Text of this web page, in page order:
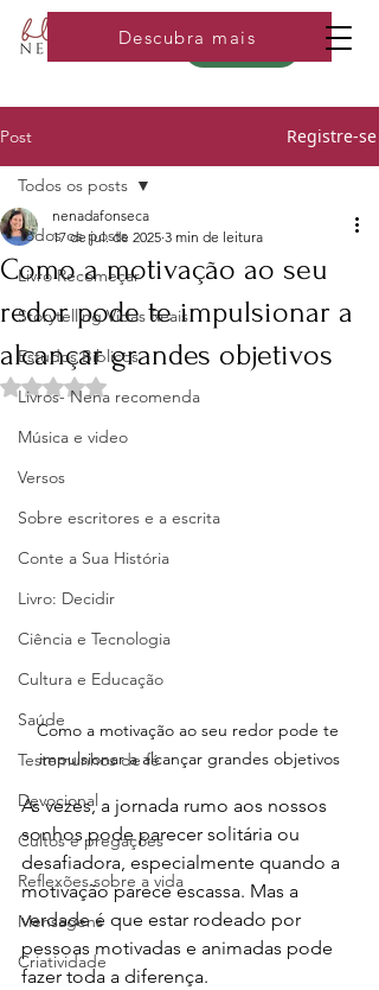
Loja
Descubra mais
Post Registre-se
Todos os posts
Livro Recomeçar
Storytelling Vidas Reais
Estudos Bíblicos
Livros- Nena recomenda
Música e video
Versos
Sobre escritores e a escrita
Conte a Sua História
Livro: Decidir
Ciência e Tecnologia
Cultura e Educação
Saúde
Testemunhos de fé
Devocional
Cultos e pregações
Reflexões sobre a vida
Mensagens
Criatividade
Todos os posts
Como a motivação ao seu
redor pode te impulsionar a
alcançar grandes objetivos
nenadafonseca
17 de jul. de 2025 3 min de leitura
Avaliado com NaN de 5 estrelas.
Como a motivação ao seu redor pode te
impulsionar a alcançar grandes objetivos
Às vezes, a jornada rumo aos nossos
sonhos pode parecer solitária ou
desafiadora, especialmente quando a
motivação parece escassa. Mas a
verdade é que estar rodeado por
pessoas motivadas e animadas pode
fazer toda a diferença.